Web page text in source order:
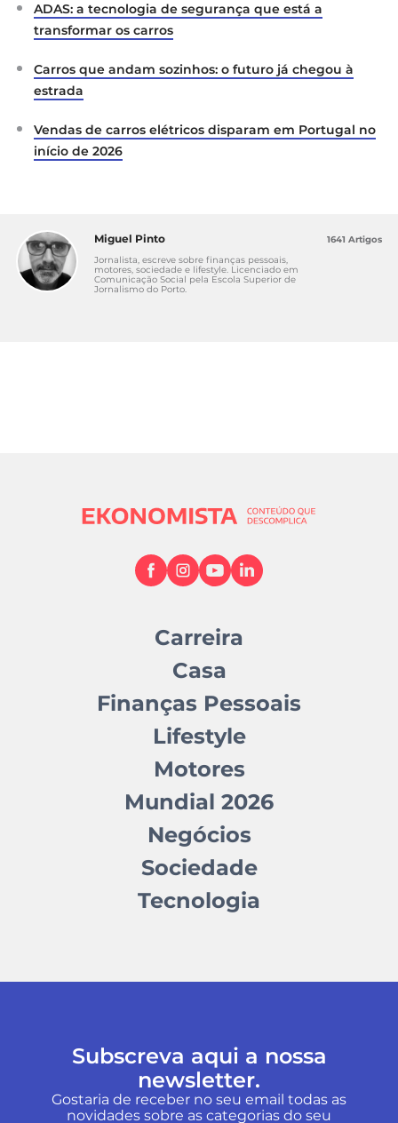
ADAS: a tecnologia de segurança que está a
transformar os carros
Carros que andam sozinhos: o futuro já chegou à
estrada
Vendas de carros elétricos disparam em Portugal no
início de 2026
Miguel Pinto
Jornalista, escreve sobre finanças pessoais,
motores, sociedade e lifestyle. Licenciado em
Comunicação Social pela Escola Superior de
Jornalismo do Porto.
1641 Artigos
Carreira
Casa
Finanças Pessoais
Lifestyle
Motores
Mundial 2026
Negócios
Sociedade
Tecnologia
Subscreva aqui a nossa
newsletter.
Gostaria de receber no seu email todas as
novidades sobre as categorias do seu